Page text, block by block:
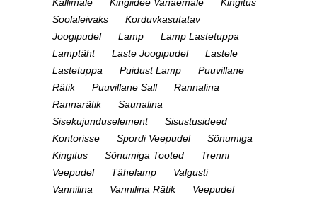
Soolaleivaks
Korduvkasutatav
Joogipudel
Lamp
Lamp Lastetuppa
Lamptäht
Laste Joogipudel
Lastele
Lastetuppa
Puidust Lamp
Puuvillane
Rätik
Puuvillane Sall
Rannalina
Rannarätik
Saunalina
Sisekujunduselement
Sisustusideed
Kontorisse
Spordi Veepudel
Sõnumiga
Kingitus
Sõnumiga Tooted
Trenni
Veepudel
Tähelamp
Valgusti
Vannilina
Vannilina Rätik
Veepudel